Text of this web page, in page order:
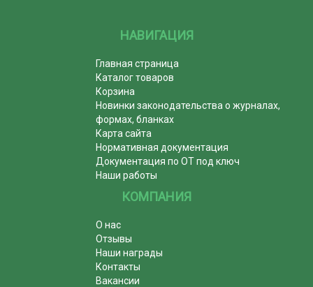
НАВИГАЦИЯ
Главная страница
Каталог товаров
Корзина
Новинки законодательства о журналах,
формах, бланках
Карта сайта
Нормативная документация
Документация по ОТ под ключ
Наши работы
КОМПАНИЯ
О нас
Отзывы
Наши награды
Контакты
Вакансии